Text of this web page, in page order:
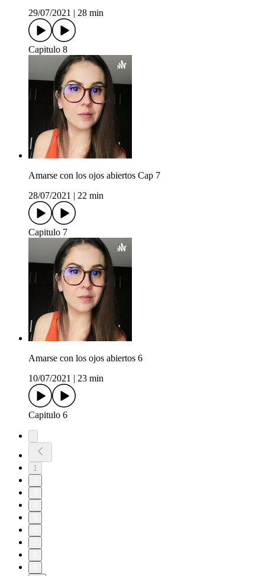
29/07/2021
28 min
Capitulo 8
Amarse con los ojos abiertos Cap 7
28/07/2021
22 min
Capitulo 7
Amarse con los ojos abiertos 6
10/07/2021
23 min
Capitulo 6
1